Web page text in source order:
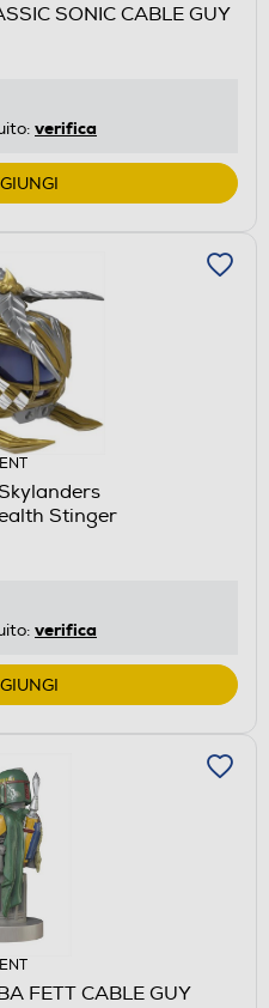
SONIC CABLE GUY
verifica
Stinger
verifica
FETT CABLE GUY